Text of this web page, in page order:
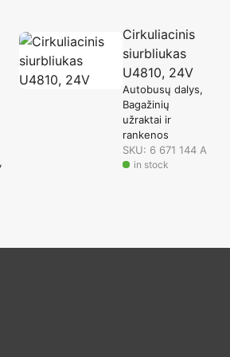
Cirkuliacinis
siurbliukas
U4810, 24V
Autobusų dalys
Bagažinių
užraktai ir
rankenos
SKU: 6 671 144 A
in stock